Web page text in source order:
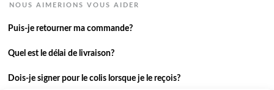
NOUS AIMERIONS VOUS AIDER
Puis-je retourner ma commande?
Quel est le délai de livraison?
Dois-je signer pour le colis lorsque je le reçois?